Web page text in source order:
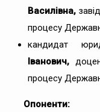
Василівна,
процесу
кандидат
Іванович,
процесу
Опоненти: